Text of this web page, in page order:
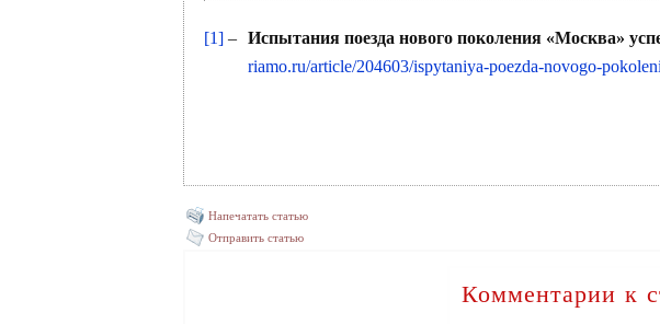
[1] – Испытания поезда нового поколения «Москва»
riamo.ru/article/204603/ispytaniya-poezda-novogo-
Напечатать статью
Отправить статью
Комментарии к